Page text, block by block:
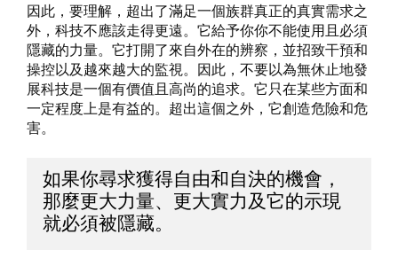
因此，要理解，超出了滿足一個族群真正的真實需求之
外，科技不應該走得更遠。它給予你你不能使用且必須
隱藏的力量。它打開了來自外在的辨察，並招致干預和
操控以及越來越大的監視。因此，不要以為無休止地發
展科技是一個有價值且高尚的追求。它只在某些方面和
一定程度上是有益的。超出這個之外，它創造危險和危
害。
如果你尋求獲得自由和自決的機會，
那麼更大力量、更大實力及它的示現
就必須被隱藏。